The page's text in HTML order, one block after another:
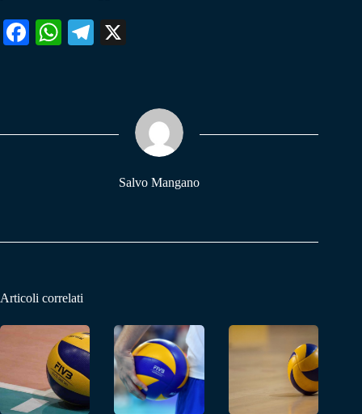
Fa W
pp
Te
m
Salvo Mangano
Articoli correlati